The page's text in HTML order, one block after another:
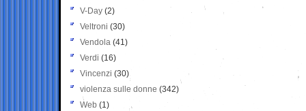
V-Day (2)
Veltroni (30)
Vendola (41)
Verdi (16)
Vincenzi (30)
violenza sulle donne (342)
Web (1)